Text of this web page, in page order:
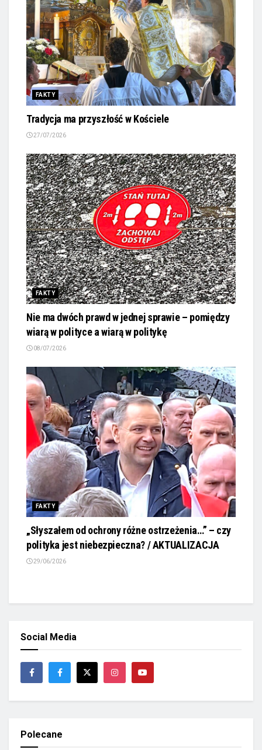
FAKTY
Tradycja ma przyszłość w Kościele
27/07/2026
FAKTY
Nie ma dwóch prawd w jednej sprawie – pomiędzy
wiarą w polityce a wiarą w politykę
08/07/2026
FAKTY
„Słyszałem od ochrony różne ostrzeżenia…” – czy
polityka jest niebezpieczna? / AKTUALIZACJA
29/06/2026
Social Media
Polecane